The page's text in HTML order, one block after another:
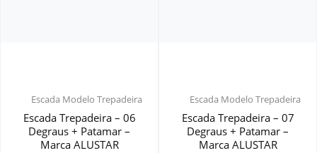
Escada Modelo Trepadeira
Escada Trepadeira – 06
Degraus + Patamar –
Marca ALUSTAR
Escada Modelo Trepadeira
Escada Trepadeira – 07
Degraus + Patamar –
Marca ALUSTAR